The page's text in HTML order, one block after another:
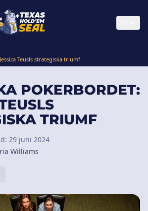
Teusls strategiska triumf
POKERBORDET:
TRIUMF
29 juni 2024
Williams